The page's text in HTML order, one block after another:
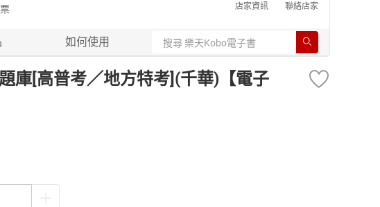
店家資訊 聯絡店家
如何使用
庫[高普考／地方特考](千華)【電子